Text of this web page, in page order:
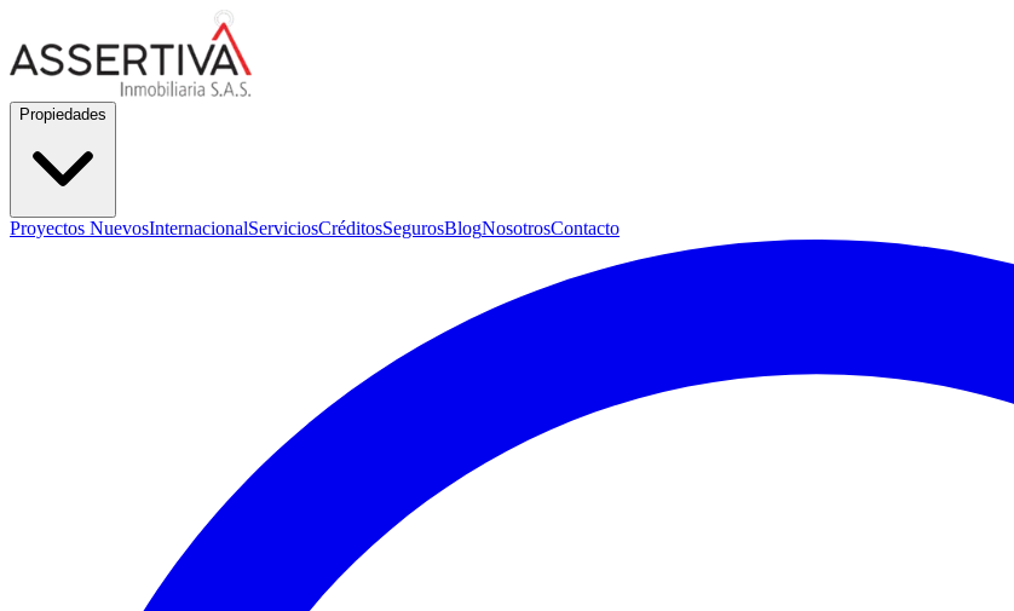
Propiedades
Proyectos NuevosInternacionalServiciosCréditosSegurosBlogNosotrosContacto